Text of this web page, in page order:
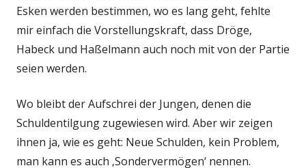
Esken werden bestimmen, wo es lang geht, fehlte
mir einfach die Vorstellungskraft, dass Dröge,
Habeck und Haßelmann auch noch mit von der Partie
seien werden.
Wo bleibt der Aufschrei der Jungen, denen die
Schuldentilgung zugewiesen wird. Aber wir zeigen
ihnen ja, wie es geht: Neue Schulden, kein Problem,
man kann es auch ‚Sondervermögen‘ nennen.